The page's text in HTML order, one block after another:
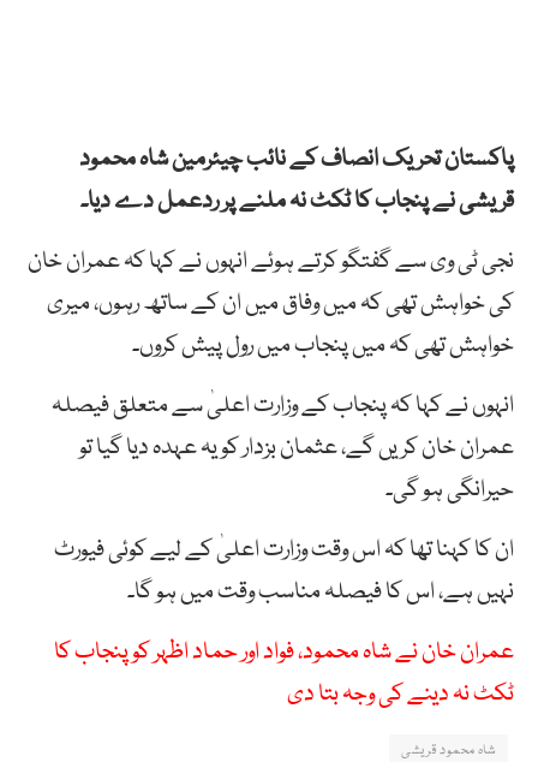
پاکستان تحریک انصاف کے نائب چیئرمین شاہ محمود
قریشی نے پنجاب کا ٹکٹ نہ ملنے پر ردعمل دے دیا۔
نجی ٹی وی سے گفتگو کرتے ہوئے انہوں نے کہا کہ عمران خان
کی خواہش تھی کہ میں وفاق میں ان کے ساتھ رہوں، میری
خواہش تھی کہ میں پنجاب میں رول پیش کروں۔
انہوں نے کہا کہ پنجاب کے وزارت اعلیٰ سے متعلق فیصلہ
عمران خان کریں گے، عثمان بزدار کو یہ عہدہ دیا گیا تو
حیرانگی ہو گی۔
ان کا کہنا تھا کہ اس وقت وزارت اعلیٰ کے لیے کوئی فیورٹ
نہیں ہے، اس کا فیصلہ مناسب وقت میں ہو گا۔
عمران خان نے شاہ محمود، فواد اور حماد اظہر کو پنجاب کا
ٹکٹ نہ دینے کی وجہ بتا دی
شاہ محمود قریشی